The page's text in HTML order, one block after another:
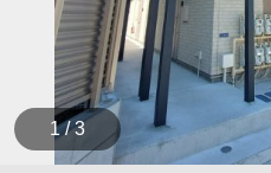
1 / 3